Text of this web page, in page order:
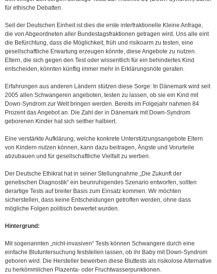
für ethische Debatten.
Seit der Deutschen Einheit ist dies die erste interfraktionelle Kleine Anfrage,
die von Abgeordneten aller Bundestagsfraktionen getragen wird. Uns alle eint
die Befürchtung, dass die Möglichkeit, früh und risikoarm zu testen, eine
gesellschaftliche Erwartung erzeugen könnte, diese Angebote zu nutzen.
Eltern, die sich gegen den Test oder wissentlich für ein behindertes Kind
entscheiden, könnten künftig immer mehr in Erklärungsnöte geraten.
Erfahrungen aus anderen Ländern stützen diese Sorge: In Dänemark wird seit
2005 allen Schwangeren angeboten, testen zu lassen, ob sie ein Kind mit
Down-Syndrom zur Welt bringen werden. Bereits im Folgejahr nahmen 84
Prozent das Angebot an. Die Zahl der in Dänemark mit Down-Syndrom
geborenen Kinder hat sich seither halbiert.
Eine verstärkte Aufklärung, welche konkrete Unterstützungsangebote Eltern
von Kindern nutzen können, kann dazu beitragen, Ängste und Vorurteile
abzubauen und für gesellschaftliche Vielfalt zu werben.
Der Deutsche Ethikrat hat in seiner Stellungnahme „Die Zukunft der
genetischen Diagnostik“ ein beunruhigendes Szenario entworfen, sollten
derartige Tests auf breiter Basis zum Einsatz kommen. Wir möchten
sicherstellen, dass keine Entscheidungen getroffen werden, ohne dass
mögliche Folgen politisch bewertet wurden.
Hintergrund:
Mit sogenannten „nicht-invasiven“ Tests können Schwangere durch eine
einfache Blutuntersuchung feststellen lassen, ob ihr Baby mit Down-Syndrom
geboren wird. Die Hersteller bewerben diese Bluttests als risikolose Alternative
zu herkömmlichen Plazenta- oder Fruchtwasserpunktionen.